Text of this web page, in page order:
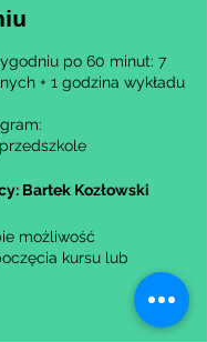
po 60 minut: 7
+ 1 godzina wykładu
Bartek Kozłowski
możliwość
kursu lub
przypadku nie uzbierania
osób na grupę.